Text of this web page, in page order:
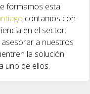
formamos esta
contamos con
en el sector.
a nuestros
la solución
uno de ellos.